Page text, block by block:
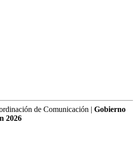
de Comunicación | Gobierno
2026